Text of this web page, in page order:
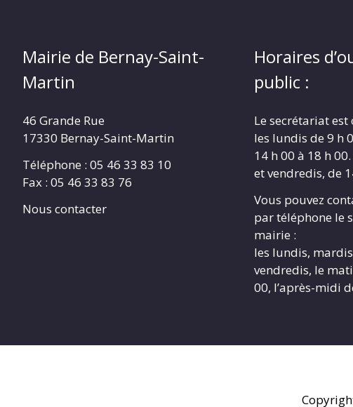
Mairie de Bernay-Saint-
Martin
46 Grande Rue
17330 Bernay-Saint-Martin
Téléphone : 05 46 33 83 10
Fax : 05 46 33 83 76
Nous contacter
Horaires
public :
Le secrétariat
les lundis de 9 h
14 h 00 à 18 h
et vendredis, de
Vous pouvez
par téléphone le
mairie :
les lundis,
vendredis, le
00, l’après-midi